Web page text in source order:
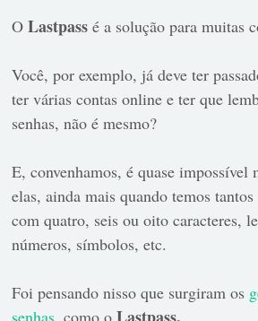
OLastpass é a solução para muitas
Você, por exemplo, já deve ter
ter várias contas online e ter que
senhas, não é mesmo?
E, convenhamos, é quase impossível
elas, ainda mais quando temos
com quatro, seis ou oito caracteres,
números, símbolos, etc.
Foi pensando nisso que surgiram os
senhas, como o